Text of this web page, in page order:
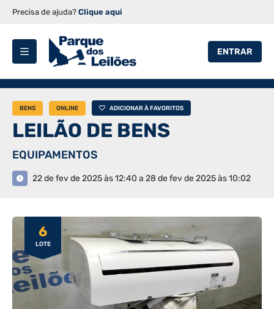
Precisa de ajuda? Clique aqui
ENTRAR
BENS ONLINE ADICIONAR À FAVORITOS
LEILÃO DE BENS
EQUIPAMENTOS
22 de fev de 2025 às 12:40 a 28 de fev de 2025 às 10:02
6
LOTE